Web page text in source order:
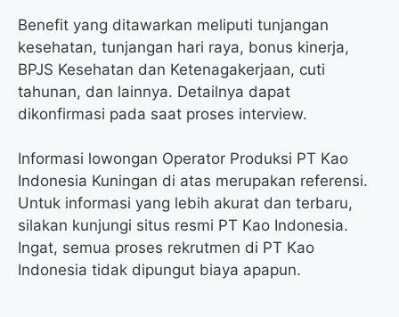
Benefit yang ditawarkan meliputi tunjangan
kesehatan, tunjangan hari raya, bonus kinerja,
BPJS Kesehatan dan Ketenagakerjaan, cuti
tahunan, dan lainnya. Detailnya dapat
dikonfirmasi pada saat proses interview.
Informasi lowongan Operator Produksi PT Kao
Indonesia Kuningan di atas merupakan referensi.
Untuk informasi yang lebih akurat dan terbaru,
silakan kunjungi situs resmi PT Kao Indonesia.
Ingat, semua proses rekrutmen di PT Kao
Indonesia tidak dipungut biaya apapun.